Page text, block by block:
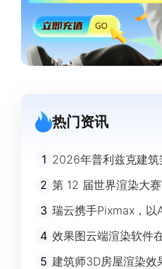
热门资讯
1 2026年普利兹克建筑
迪奇”经典作品欣赏
2 第 12 届世界渲染大
3 瑞云携手Pixmax，以
4 效果图云端渲染软件
5 建筑师3D房屋渲染效